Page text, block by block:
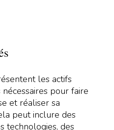
les actifs
pour faire
et réaliser sa
peut inclure des
technologies, des